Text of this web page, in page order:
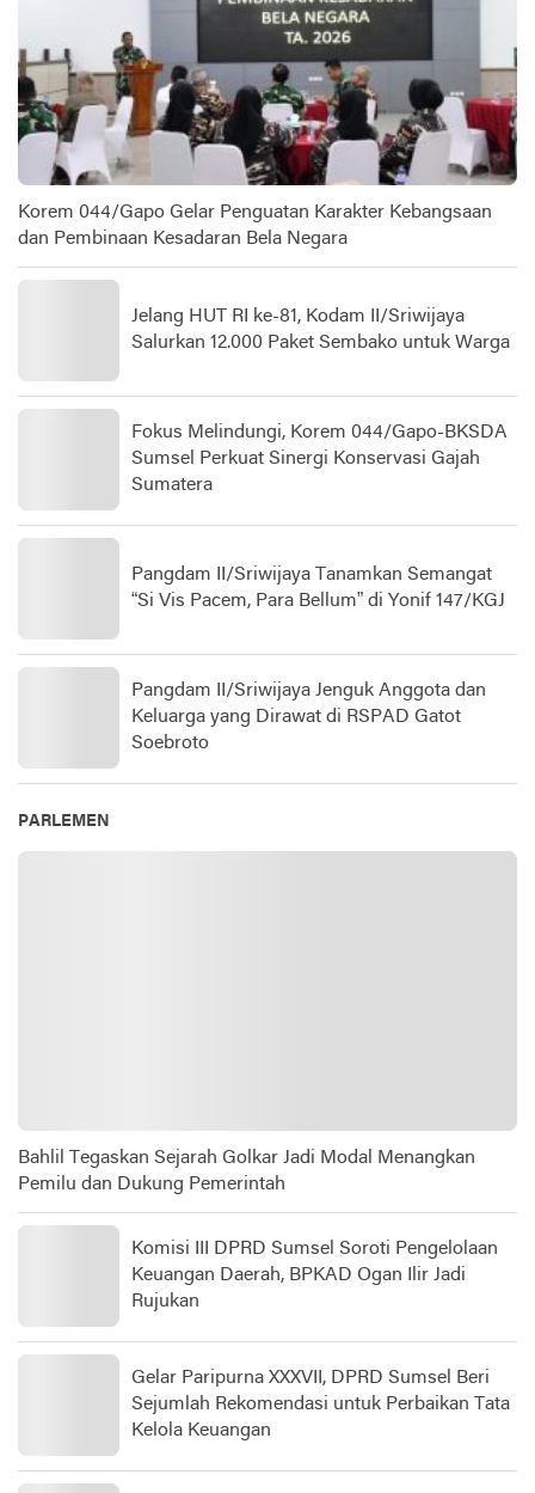
Korem 044/Gapo Gelar Penguatan Karakter Kebangsaan
dan Pembinaan Kesadaran Bela Negara
Jelang HUT RI ke-81, Kodam II/Sriwijaya
Salurkan 12.000 Paket Sembako untuk Warga
Fokus Melindungi, Korem 044/Gapo-BKSDA
Sumsel Perkuat Sinergi Konservasi Gajah
Sumatera
Pangdam II/Sriwijaya Tanamkan Semangat
“Si Vis Pacem, Para Bellum” di Yonif 147/KGJ
Pangdam II/Sriwijaya Jenguk Anggota dan
Keluarga yang Dirawat di RSPAD Gatot
Soebroto​
PARLEMEN
Bahlil Tegaskan Sejarah Golkar Jadi Modal Menangkan
Pemilu dan Dukung Pemerintah
Komisi III DPRD Sumsel Soroti Pengelolaan
Keuangan Daerah, BPKAD Ogan Ilir Jadi
Rujukan
Gelar Paripurna XXXVII, DPRD Sumsel Beri
Sejumlah Rekomendasi untuk Perbaikan Tata
Kelola Keuangan